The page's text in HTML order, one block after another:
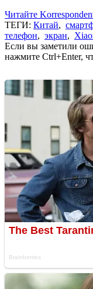
Читайте
ТЕГИ: Китай,
телефон, экран,
Если вы заметили
нажмите Ctrl+Enter,